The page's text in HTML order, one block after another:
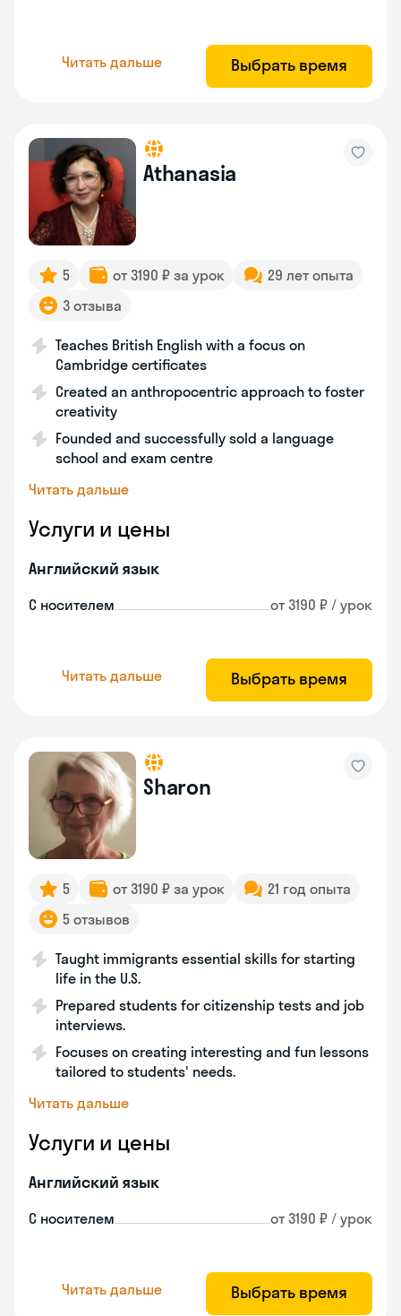
Читать дальше Выбрать время
Athanasia
5 от 3190 ₽ за урок
29 лет опыта
3 отзыва
Teaches British English with a focus on
Cambridge certificates
Created an anthropocentric approach to foster
creativity
Founded and successfully sold a language
school and exam centre
Читать дальше
Услуги и цены
Английский язык
С носителем от 3190 ₽ / урок
Читать дальше Выбрать время
Sharon
5 от 3190 ₽ за урок
21 год опыта
5 отзывов
Taught immigrants essential skills for starting
life in the U.S.
Prepared students for citizenship tests and job
interviews.
Focuses on creating interesting and fun lessons
tailored to students' needs.
Читать дальше
Услуги и цены
Английский язык
С носителем от 3190 ₽ / урок
Читать дальше Выбрать время